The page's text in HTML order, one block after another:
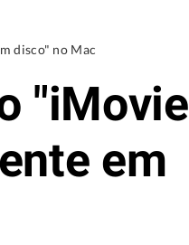
disco" no Mac
"iMovie
em